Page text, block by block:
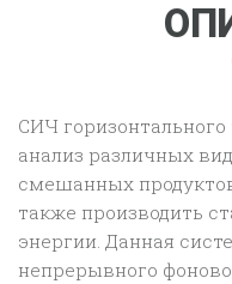
СИЧ
анализ различных
смешанных
также производить
энергии. Данная
непрерывного